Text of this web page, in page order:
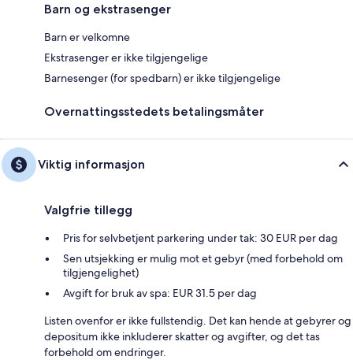
Barn og ekstrasenger
Barn er velkomne
Ekstrasenger er ikke tilgjengelige
Barnesenger (for spedbarn) er ikke tilgjengelige
Overnattingsstedets betalingsmåter
Viktig informasjon
Valgfrie tillegg
Pris for selvbetjent parkering under tak: 30 EUR per dag
Sen utsjekking er mulig mot et gebyr (med forbehold om
tilgjengelighet)
Avgift for bruk av spa: EUR 31.5 per dag
Listen ovenfor er ikke fullstendig. Det kan hende at gebyrer og
depositum ikke inkluderer skatter og avgifter, og det tas
forbehold om endringer.